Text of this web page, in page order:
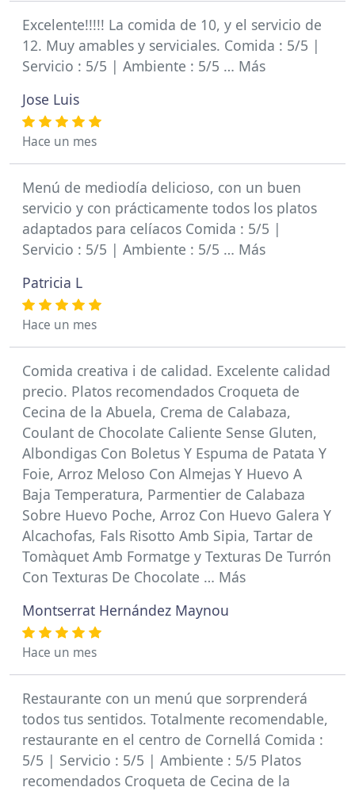
Excelente!!!!! La comida de 10, y el servicio de
12. Muy amables y serviciales. Comida : 5/5 |
Servicio : 5/5 | Ambiente : 5/5 … Más
Jose Luis
Hace un mes
Menú de mediodía delicioso, con un buen
servicio y con prácticamente todos los platos
adaptados para celíacos Comida : 5/5 |
Servicio : 5/5 | Ambiente : 5/5 … Más
Patricia L
Hace un mes
Comida creativa i de calidad. Excelente calidad
precio. Platos recomendados Croqueta de
Cecina de la Abuela, Crema de Calabaza,
Coulant de Chocolate Caliente Sense Gluten,
Albondigas Con Boletus Y Espuma de Patata Y
Foie, Arroz Meloso Con Almejas Y Huevo A
Baja Temperatura, Parmentier de Calabaza
Sobre Huevo Poche, Arroz Con Huevo Galera Y
Alcachofas, Fals Risotto Amb Sipia, Tartar de
Tomàquet Amb Formatge y Texturas De Turrón
Con Texturas De Chocolate … Más
Montserrat Hernández Maynou
Hace un mes
Restaurante con un menú que sorprenderá
todos tus sentidos. Totalmente recomendable,
restaurante en el centro de Cornellá Comida :
5/5 | Servicio : 5/5 | Ambiente : 5/5 Platos
recomendados Croqueta de Cecina de la